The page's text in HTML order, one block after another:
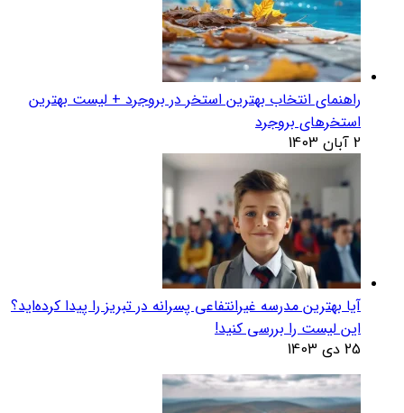
راهنمای انتخاب بهترین استخر در بروجرد + لیست بهترین
استخرهای بروجرد
2 آبان 1403
آیا بهترین مدرسه غیرانتفاعی پسرانه در تبریز را پیدا کرده‌اید؟
این لیست را بررسی کنید!
25 دی 1403